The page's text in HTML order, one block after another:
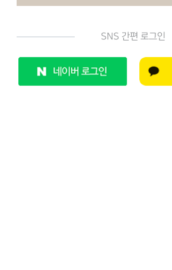
SNS 간편 로그인